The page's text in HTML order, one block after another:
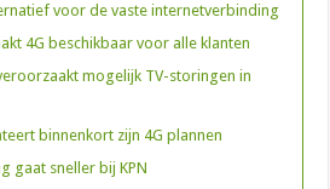
voor de vaste internetverbinding
4G beschikbaar voor alle klanten
mogelijk TV-storingen in
binnenkort zijn 4G plannen
gaat sneller bij KPN